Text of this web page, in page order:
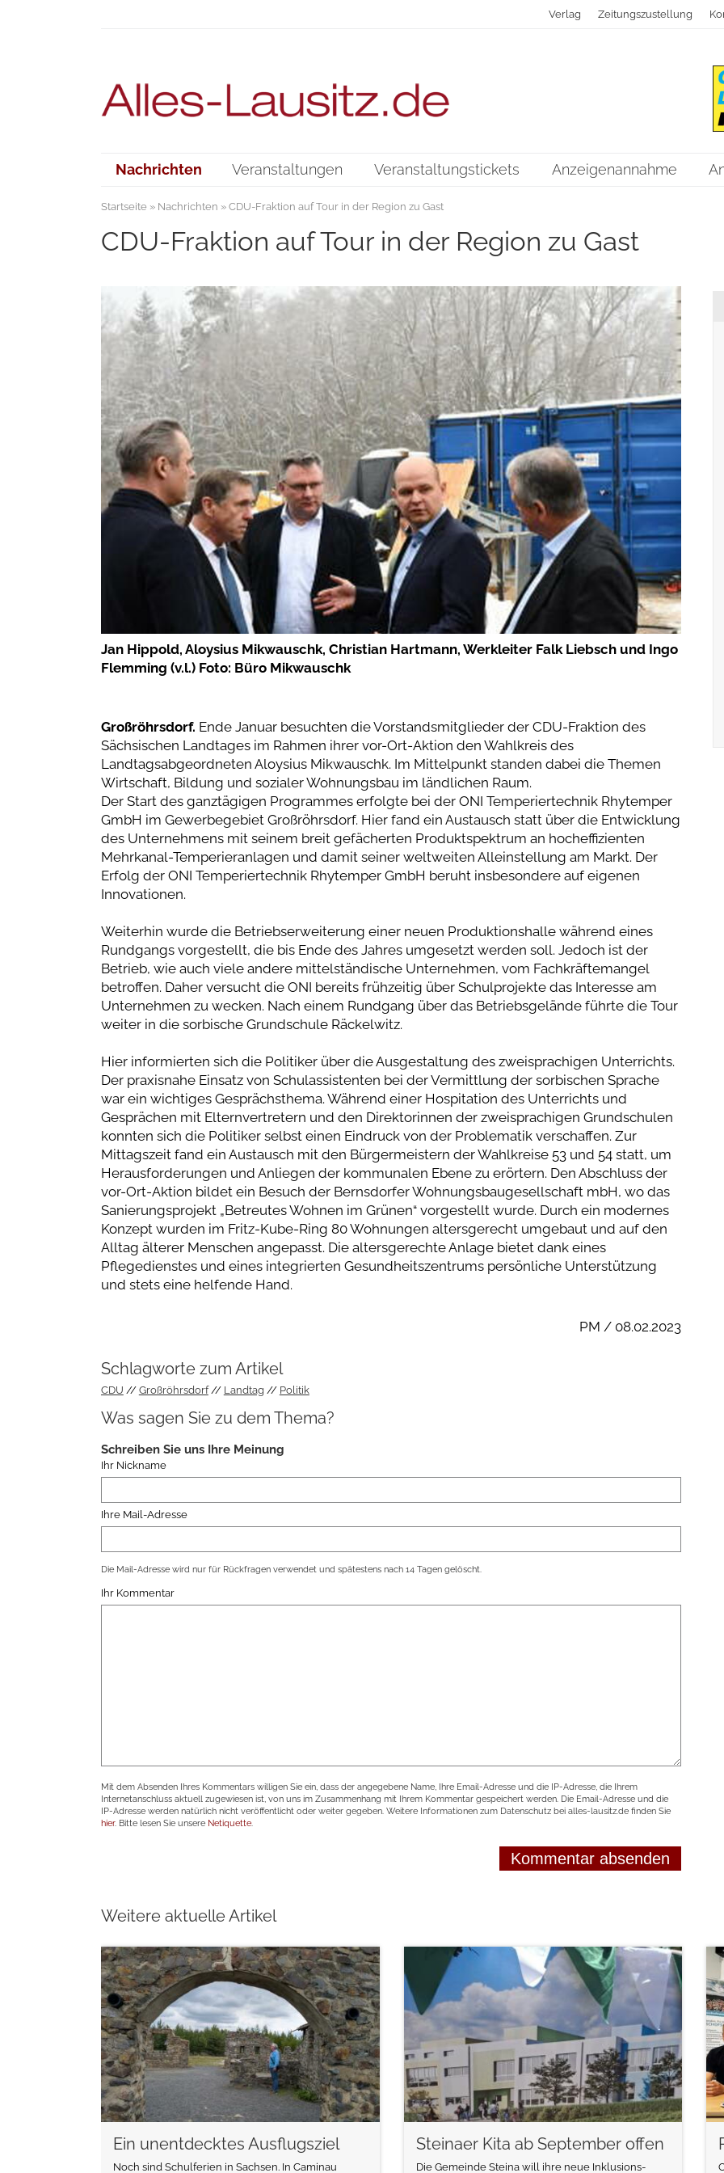
Verlag Zeitungszustellung
Nachrichten Veranstaltungen Veranstaltungstickets Anzeigenannahme
Startseite» Nachrichten » CDU-Fraktion auf Tour in der Region zu Gast
CDU-Fraktion auf Tour in der Region zu Gast
Jan Hippold, Aloysius Mikwauschk, Christian Hartmann, Werkleiter Falk Liebsch und Ingo
Flemming (v.l.) Foto: Büro Mikwauschk
Großröhrsdorf. Ende Januar besuchten die Vorstandsmitglieder der CDU-Fraktion des
Sächsischen Landtages im Rahmen ihrer vor-Ort-Aktion den Wahlkreis des
Landtagsabgeordneten Aloysius Mikwauschk. Im Mittelpunkt standen dabei die Themen
Wirtschaft, Bildung und sozialer Wohnungsbau im ländlichen Raum.
Der Start des ganztägigen Programmes erfolgte bei der ONI Temperiertechnik Rhytemper
GmbH im Gewerbegebiet Großröhrsdorf. Hier fand ein Austausch statt über die Entwicklung
des Unternehmens mit seinem breit gefächerten Produktspektrum an hocheffizienten
Mehrkanal-Temperieranlagen und damit seiner weltweiten Alleinstellung am Markt. Der
Erfolg der ONI Temperiertechnik Rhytemper GmbH beruht insbesondere auf eigenen
Innovationen.
Weiterhin wurde die Betriebserweiterung einer neuen Produktionshalle während eines
Rundgangs vorgestellt, die bis Ende des Jahres umgesetzt werden soll. Jedoch ist der
Betrieb, wie auch viele andere mittelständische Unternehmen, vom Fachkräftemangel
betroffen. Daher versucht die ONI bereits frühzeitig über Schulprojekte das Interesse am
Unternehmen zu wecken. Nach einem Rundgang über das Betriebsgelände führte die Tour
weiter in die sorbische Grundschule Räckelwitz.
Hier informierten sich die Politiker über die Ausgestaltung des zweisprachigen Unterrichts.
Der praxisnahe Einsatz von Schulassistenten bei der Vermittlung der sorbischen Sprache
war ein wichtiges Gesprächsthema. Während einer Hospitation des Unterrichts und
Gesprächen mit Elternvertretern und den Direktorinnen der zweisprachigen Grundschulen
konnten sich die Politiker selbst einen Eindruck von der Problematik verschaffen. Zur
Mittagszeit fand ein Austausch mit den Bürgermeistern der Wahlkreise 53 und 54 statt, um
Herausforderungen und Anliegen der kommunalen Ebene zu erörtern. Den Abschluss der
vor-Ort-Aktion bildet ein Besuch der Bernsdorfer Wohnungsbaugesellschaft mbH, wo das
Sanierungsprojekt „Betreutes Wohnen im Grünen“ vorgestellt wurde. Durch ein modernes
Konzept wurden im Fritz-Kube-Ring 80 Wohnungen altersgerecht umgebaut und auf den
Alltag älterer Menschen angepasst. Die altersgerechte Anlage bietet dank eines
Pflegedienstes und eines integrierten Gesundheitszentrums persönliche Unterstützung
und stets eine helfende Hand.
PM / 08.02.2023
Schlagworte zum Artikel
CDU Großröhrsdorf Landtag Politik
Was sagen Sie zu dem Thema?
Schreiben Sie uns Ihre Meinung
Ihr Nickname
Ihre Mail-Adresse
Die Mail-Adresse wird nur für Rückfragen verwendet und spätestens nach 14 Tagen gelöscht.
Ihr Kommentar
Mit dem Absenden Ihres Kommentars willigen Sie ein, dass der angegebene Name, Ihre Email-Adresse und die IP-Adresse, die Ihrem
Internetanschluss aktuell zugewiesen ist, von uns im Zusammenhang mit Ihrem Kommentar gespeichert werden. Die Email-Adresse und die
IP-Adresse werden natürlich nicht veröffentlicht oder weiter gegeben. Weitere Informationen zum Datenschutz bei alles-lausitz.de finden Sie
hier. Bitte lesen Sie unsere Netiquette.
Weitere aktuelle Artikel
Ein unentdecktes Ausflugsziel
Noch sind Schulferien in Sachsen. In Caminau
weiterlesen
Steinaer Kita ab September offen
Die Gemeinde Steina will ihre neue Inklusions-
weiterlesen